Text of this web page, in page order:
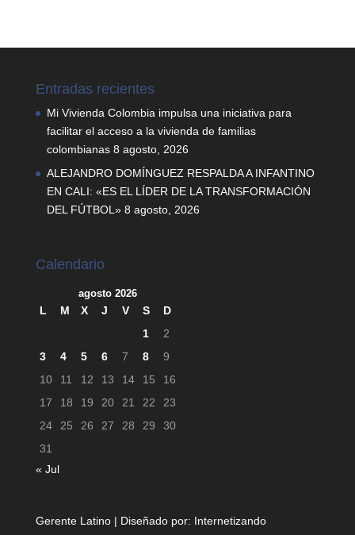
Entradas recientes
Mi Vivienda Colombia impulsa una iniciativa para
facilitar el acceso a la vivienda de familias
colombianas 8 agosto, 2026
ALEJANDRO DOMÍNGUEZ RESPALDA A INFANTINO
EN CALI: «ES EL LÍDER DE LA TRANSFORMACIÓN
DEL FÚTBOL» 8 agosto, 2026
Calendario
agosto 2026
L M X J V S
D
1
2
3
4 5 6 7 8
9
10
11 12 13 14 15
16
17
18 19 20 21 22
23
24
25 26 27 28 29
30
31
« Jul
Gerente Latino | Diseñado por: Internetizando